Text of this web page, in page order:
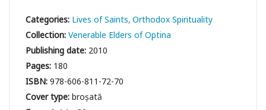
Categories: Lives of Saints Orthodox Spirituality
Collection:Venerable Elders of Optina
Publishing date: 2010
Pages: 180
ISBN:978-606-811-72-70
Cover type:broșată